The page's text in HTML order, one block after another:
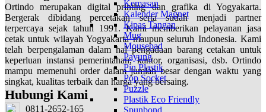
Kemasan
Kalender Magnet
Kipas Tangan
Mug
Mousepad
Payung
Pin Plastik
Pop Socket
Puzzle
Plastik Eco Friendly
Spunbond
Ortindo merupakan digital printing dan grafika di Yogyakarta.
Bergerak dibidang percetakan serta sudah menjadi partner
terpercaya sejak tahun 1991. Kami memberikan pelayanan jasa
cetak untuk wilayah Yogyakarta maupun seluruh Indonesia. Kami
telah berpengalaman dalam hal pengadaan barang cetakan untuk
keperluan instansi pemerintahan, kantor, organisasi, dsb. Ortindo
mampu memenuhi order dalam jumlah besar dengan waktu yang
singkat, kualitas terbaik dan harga yang bersaing.
Hubungi Kami
0811-2652-165